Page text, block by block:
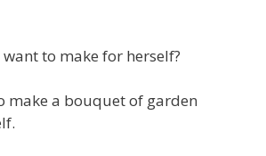
to make for herself?
make a bouquet of garden